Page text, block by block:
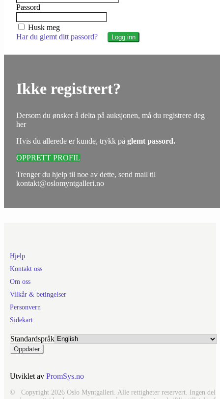
Passord
Husk meg
Har du glemt ditt passord?
Ikke registrert?
Dersom du ønsker å delta på auksjonen, må du registrere deg
her
Hvis du allerede er kunde, trykk på glemt passord.
OPPRETT PROFIL
Trenger du hjelp til noe av dette, send mail til
kontakt@oslomyntgalleri.no
Hjelp
Kontakt oss
Om oss
Vilkår & betingelser
Personvern
Sidekart
Standardspråk
Utviklet av PromSys.no
© Copyright 2026 Oslo Myntgalleri. Alle rettigheter reservert. Ingen del